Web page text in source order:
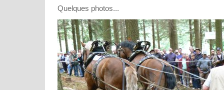
Quelques photos...